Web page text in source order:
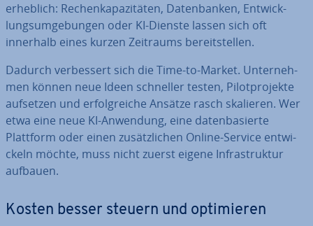
erheblich: Re­chen­ka­pa­zi­tä­ten, Da­ten­ban­ken, Ent­wick­
lungs­um­ge­bun­gen oder KI-Dienste lassen sich oft
innerhalb eines kurzen Zeitraums be­reit­stel­len.
Dadurch ver­bes­sert sich die Time-to-Market. Un­ter­neh­
men können neue Ideen schneller testen, Pi­lot­pro­jek­te
aufsetzen und er­folg­rei­che Ansätze rasch skalieren. Wer
etwa eine neue KI-Anwendung, eine da­ten­ba­sier­te
Plattform oder einen zu­sätz­li­chen Online-Service ent­wi­
ckeln möchte, muss nicht zuerst eigene In­fra­struk­tur
aufbauen.
Kosten besser steuern und op­ti­mie­ren